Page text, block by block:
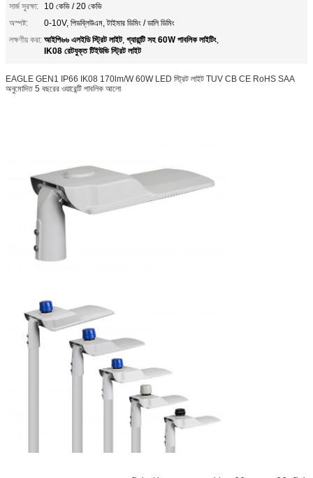
সার্জ সুরক্ষা:
10 কেভি / 20 কেভি
অস্পষ্ট:
0-10V, পিডব্লিউএম, টাইমার ডিমিং / ডালি ডিমিং
লক্ষণীয় করা: আইপি৬৬ এলইডি স্ট্রিট লাইট, গ্যারান্টি সহ 60W পাবলিক লাইটিং,
IK08 রেটযুক্ত টিইউভি স্ট্রিট লাইট
EAGLE GEN1 IP66 IK08 170lm/W 60W LED স্ট্রিট লাইট TUV CB CE RoHS SAA
অনুমোদিত 5 বছরের ওয়ারেন্টি পাবলিক আলো